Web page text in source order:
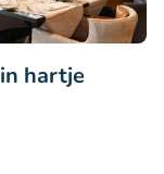
hartje